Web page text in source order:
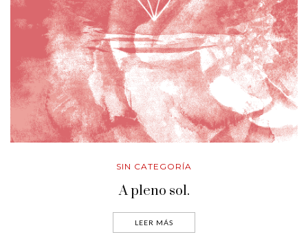
SIN CATEGORÍA
A pleno sol.
LEER MÁS